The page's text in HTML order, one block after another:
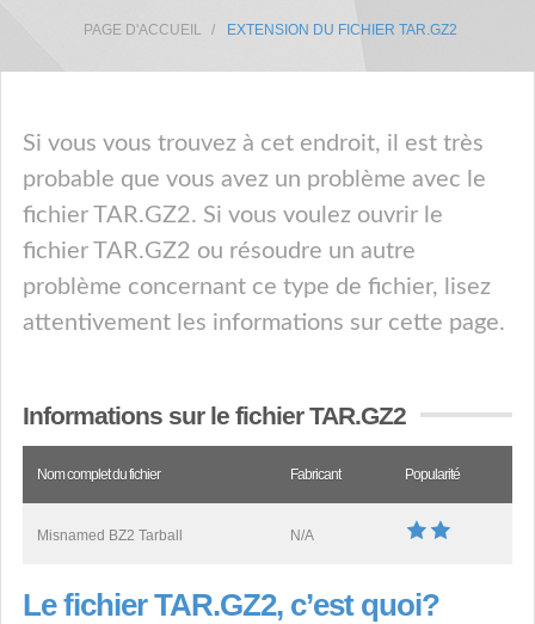
PAGE D'ACCUEIL EXTENSION DU FICHIER TAR.GZ2
Si vous vous trouvez à cet endroit, il est très
probable que vous avez un problème avec le
fichier TAR.GZ2. Si vous voulez ouvrir le
fichier TAR.GZ2 ou résoudre un autre
problème concernant ce type de fichier, lisez
attentivement les informations sur cette page.
Informations sur le fichier TAR.GZ2
Nom complet du fichier Fabricant Popularité
Misnamed BZ2 Tarball N/A
Le fichier TAR.GZ2, c’est quoi?